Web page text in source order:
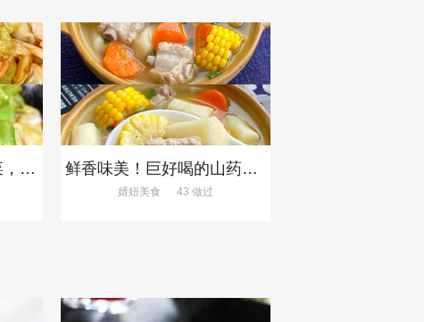
❗拿肉都不换的手撕包菜，5分钟快手家常菜🔥 鲜香味美！巨好喝的山药排骨汤！！
婧妞美食 43 做过